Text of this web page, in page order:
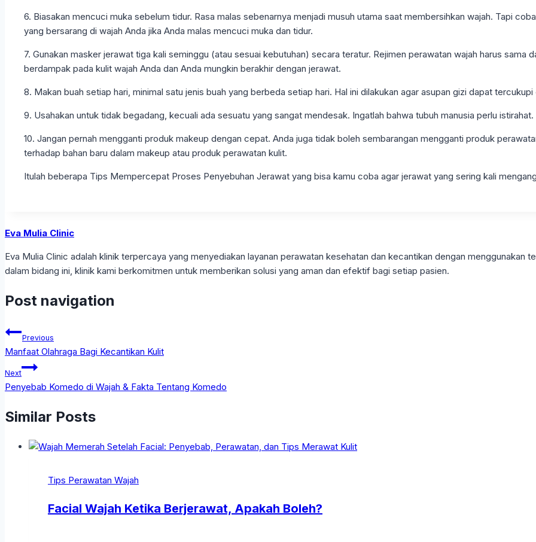
6. Biasakan mencuci muka sebelum tidur. Rasa malas sebenarnya menjadi musuh utama saat membersihkan wajah. Tapi
yang bersarang di wajah Anda jika Anda malas mencuci muka dan tidur.
7. Gunakan masker jerawat tiga kali seminggu (atau sesuai kebutuhan) secara teratur. Rejimen perawatan wajah harus sama
berdampak pada kulit wajah Anda dan Anda mungkin berakhir dengan jerawat.
8. Makan buah setiap hari, minimal satu jenis buah yang berbeda setiap hari. Hal ini dilakukan agar asupan gizi dapat
9. Usahakan untuk tidak begadang, kecuali ada sesuatu yang sangat mendesak. Ingatlah bahwa tubuh manusia perlu istirahat.
10. Jangan pernah mengganti produk makeup dengan cepat. Anda juga tidak boleh sembarangan mengganti produk
terhadap bahan baru dalam makeup atau produk perawatan kulit.
Itulah beberapa Tips Mempercepat Proses Penyebuhan Jerawat yang bisa kamu coba agar jerawat yang sering kali
Eva Mulia Clinic
Eva Mulia Clinic adalah klinik terpercaya yang menyediakan layanan perawatan kesehatan dan kecantikan dengan menggunakan
dalam bidang ini, klinik kami berkomitmen untuk memberikan solusi yang aman dan efektif bagi setiap pasien.
Post navigation
Previous
Manfaat Olahraga Bagi Kecantikan Kulit
Next
Penyebab Komedo di Wajah & Fakta Tentang Komedo
Similar Posts
Tips Perawatan Wajah
Facial Wajah Ketika Berjerawat, Apakah Boleh?